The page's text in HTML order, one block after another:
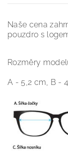
Naše cena
pouzdro s
Rozměry
A - 5,2 cm, B -